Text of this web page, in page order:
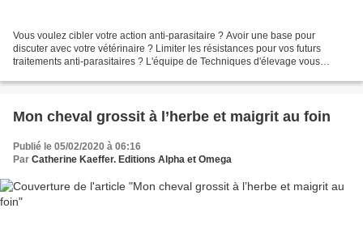
Vous voulez cibler votre action anti-parasitaire ? Avoir une base pour
discuter avec votre vétérinaire ? Limiter les résistances pour vos futurs
traitements anti-parasitaires ? L'équipe de Techniques d'élevage vous
Mon cheval grossit à l’herbe et maigrit au foin
Publié le 05/02/2020 à 06:16
Par Catherine Kaeffer. Editions Alpha et Omega